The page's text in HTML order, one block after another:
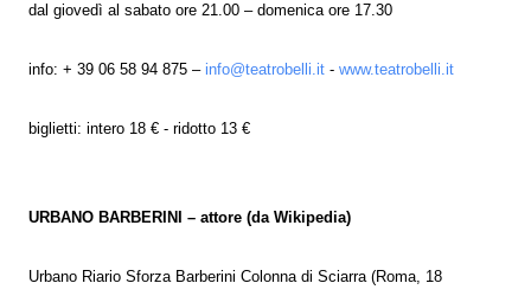
dal giovedì al sabato ore 21.00 – domenica ore 17.30
info: + 39 06 58 94 875 – info@teatrobelli.it - www.teatrobelli.it
biglietti: intero 18 € - ridotto 13 €
URBANO BARBERINI – attore (da Wikipedia)
Urbano Riario Sforza Barberini Colonna di Sciarra (Roma, 18